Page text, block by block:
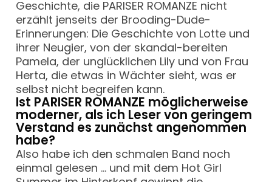
Geschichte, die PARISER ROMANZE nicht
erzählt jenseits der Brooding-Dude-
Erinnerungen: Die Geschichte von Lotte und
ihrer Neugier, von der skandal-bereiten
Pamela, der unglücklichen Lily und von Frau
Herta, die etwas in Wächter sieht, was er
selbst nicht begreifen kann.
Ist PARISER ROMANZE möglicherweise
moderner, als ich Leser von geringem
Verstand es zunächst angenommen
habe?
Also habe ich den schmalen Band noch
einmal gelesen … und mit dem Hot Girl